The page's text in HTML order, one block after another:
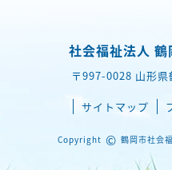
社会福祉法人
〒997-0028 山形
サイトマップ
Copyright © 鶴岡市社会